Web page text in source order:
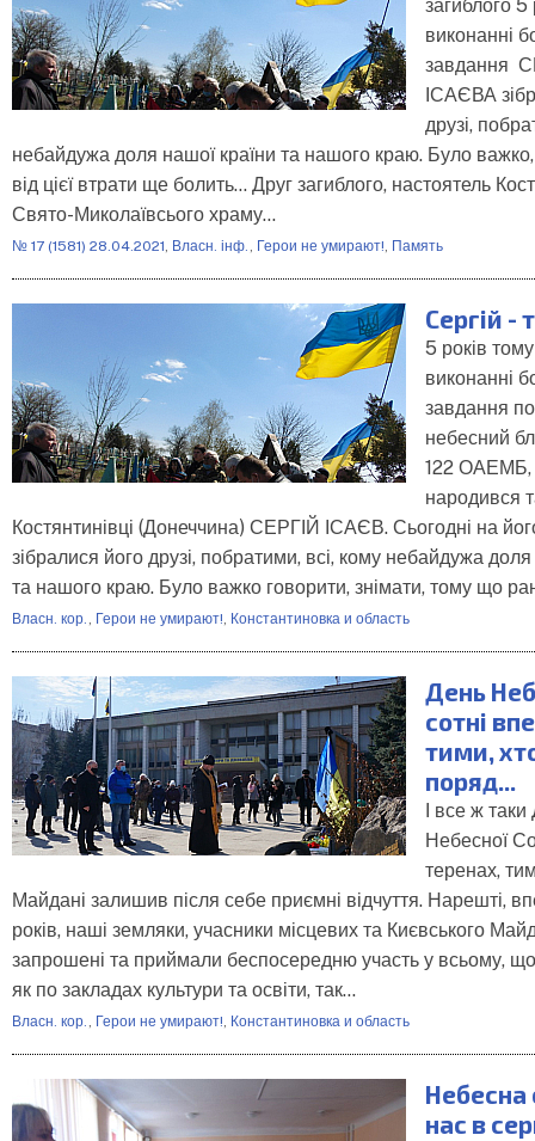
загиблого 5
виконанні
завдання
ІСАЄВА
друзі,
небайдужа доля нашої країни та нашого краю. Було
від цієї втрати ще болить... Друг загиблого, настоятель
Свято-Миколаївсього храму…
№ 17 (1581) 28.04.2021, Власн. інф. , Герои не умирают!, Память
Сергій -
5 років
виконанні
завдання
небесний
122 ОАЕМБ,
народився
Костянтинівці (Донеччина) СЕРГІЙ ІСАЄВ. Сьогодні на
зібралися його друзі, побратими, всі, кому небайдужа
та нашого краю. Було важко говорити, знімати, тому що
Власн. кор. , Герои не умирают!, Константиновка и область
День
сотні
тими,
поряд...
І все ж
Небесної
теренах,
Майдані залишив після себе приємні відчуття. Нарешті,
років, наші земляки, учасники місцевих та Києвського
запрошені та приймали беспосередню участь у всьому,
як по закладах культури та освіти, так…
Власн. кор. , Герои не умирают!, Константиновка и область
Небесна
нас в